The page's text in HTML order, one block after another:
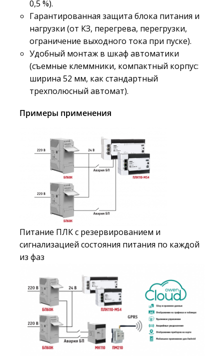
0,5 %).
Гарантированная защита блока питания и
нагрузки (от КЗ, перегрева, перегрузки,
ограничение выходного тока при пуске).
Удобный монтаж в шкаф автоматики
(съемные клеммники, компактный корпус:
ширина 52 мм, как стандартный
трехполюсный автомат).
Примеры применения
Питание ПЛК с резервированием и
сигнализацией состояния питания по каждой
из фаз